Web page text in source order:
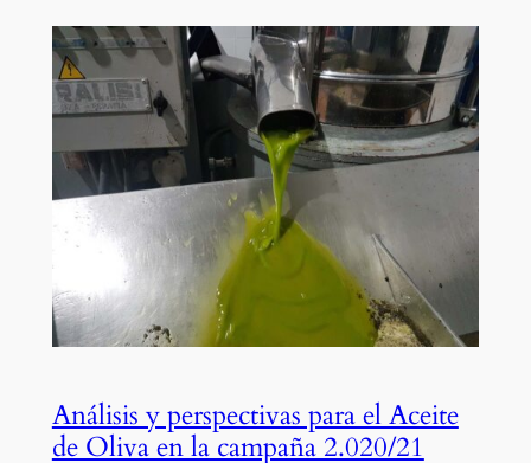
Análisis y perspectivas para el Aceite
de Oliva en la campaña 2.020/21